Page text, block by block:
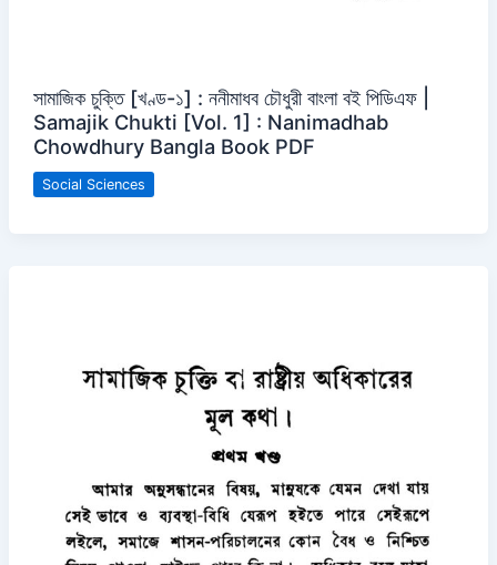
সামাজিক চুক্তি [খণ্ড-১] : ননীমাধব চৌধুরী বাংলা বই পিডিএফ |
Samajik Chukti [Vol. 1] : Nanimadhab
Chowdhury Bangla Book PDF
Social Sciences